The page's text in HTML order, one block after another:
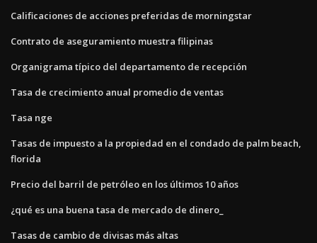
Calificaciones de acciones preferidas de morningstar
Contrato de aseguramiento muestra filipinas
Organigrama típico del departamento de recepción
Tasa de crecimiento anual promedio de ventas
Tasa nge
Tasas de impuesto a la propiedad en el condado de palm beach,
florida
Precio del barril de petróleo en los últimos 10 años
¿qué es una buena tasa de mercado de dinero_
Tasas de cambio de divisas más altas